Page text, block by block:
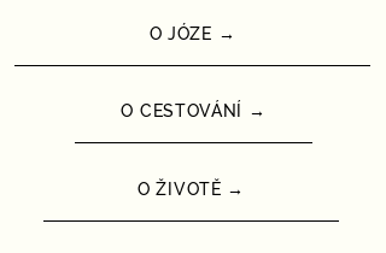
O JÓZE →
O CESTOVÁNÍ →
O ŽIVOTĚ →